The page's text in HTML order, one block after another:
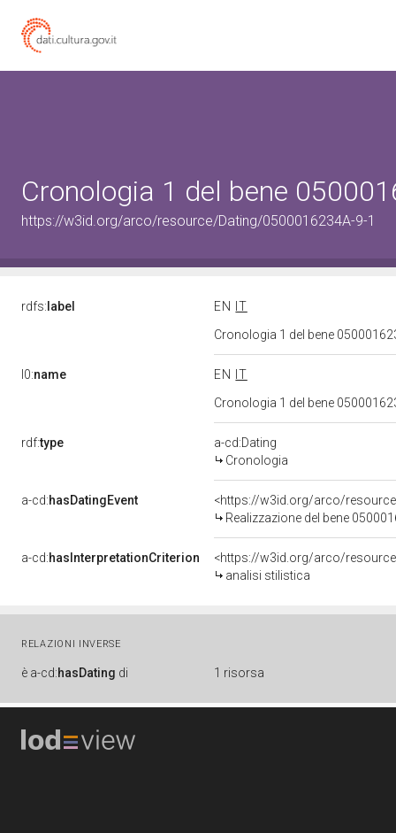
Cronologia 1 del bene
https://w3id.org/arco/resource/Dating/0500016234A-9-1
rdfs: label EN
IT
Cronologia 1 del bene
l0:name EN
IT
Cronologia 1 del bene
rdf:type
a-cd:Dating
Cronologia
a-cd:hasDatingEvent
<https://w3id.org/arco/
Realizzazione del bene
a-cd:hasInterpretationCriterion
<https://w3id.org/arco/
analisi stilistica
RELAZIONI INVERSE
è a-cd:hasDating di 1 risorsa